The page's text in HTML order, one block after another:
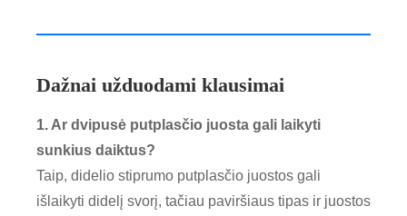
Dažnai užduodami klausimai
1. Ar dvipusė putplasčio juosta gali laikyti
sunkius daiktus?
Taip, didelio stiprumo putplasčio juostos gali
išlaikyti didelį svorį, tačiau paviršiaus tipas ir juostos